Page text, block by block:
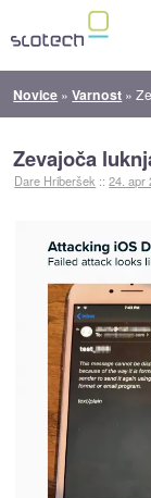
Novice »Varnost »
Zevajoča
Dare Hriberšek ::24. apr